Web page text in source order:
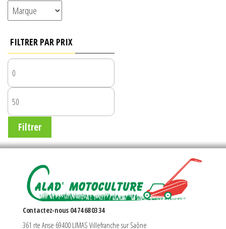
FILTRER PAR PRIX
MIN
MAX
Filtrer
Contactez-nous 04 74 68 03 34
361 rte Anse 69400 LIMAS Villefranche sur Saône